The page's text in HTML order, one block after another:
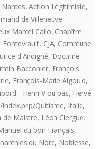
pour
Royalistes
Nantes, Action Légitimiste,
de Villeneuve
Marcel Callo, Chapître
Fontevrault, CJA, Commune
d'Andigné, Doctrine
Bacconier, François
, François-Marie Algould,
- Henri V ou pas, Hervé
Quitisme, Italie,
de Maistre, Léon Clergue,
du bon Français,
du Nord, Noblesse,